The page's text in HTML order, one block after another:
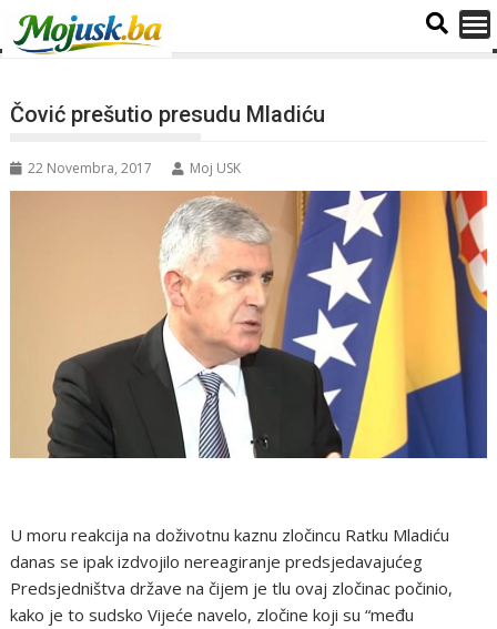
Čović prešutio presudu Mladiću
22 Novembra, 2017 Moj USK
U moru reakcija na doživotnu kaznu zločincu Ratku Mladiću
danas se ipak izdvojilo nereagiranje predsjedavajućeg
Predsjedništva države na čijem je tlu ovaj zločinac počinio,
kako je to sudsko Vijeće navelo, zločine koji su “među